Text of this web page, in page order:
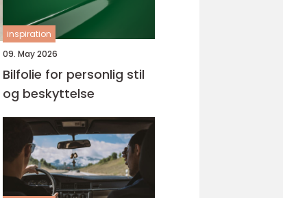
inspiration
09. May 2026
Bilfolie for personlig stil
og beskyttelse